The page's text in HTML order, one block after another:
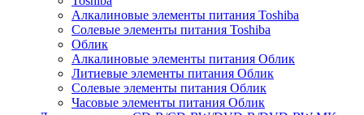
Алкалиновые элементы питания Toshiba
Солевые элементы питания Toshiba
Облик
Алкалиновые элементы питания Облик
Литиевые элементы питания Облик
Солевые элементы питания Облик
Часовые элементы питания Облик